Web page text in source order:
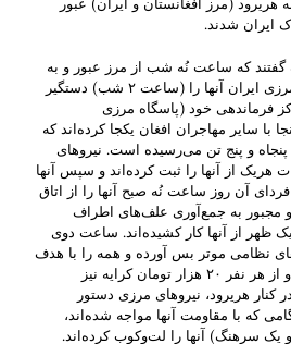
هریرود (مرز افغانستان و ایران) عبور
ایران شدند.
که ساعت نُه شب از مرز عبور ‌و به
تاریخ ۱۲/۲/۱۳۹۹ نیروهای مرزی ایران آنها را (ساعت ۲ شب) دستگیر‌
فرماندهی خود (پاسگاه مرزی
با سایر مهاجران افغان یکجا کرده‌اند که
پنجاه و پنج تن می‌رسیده است. نیرو‌های
از آنها را ثبت کرده‌اند‌ و سپس آنها
فردای آن روز ساعت نُه صبح آنها را از اتاق
مجبور به جمع‌آوری علف‌­های اطراف
ظهر از آنها کار کشیده‌اند. ساعت دوی
نظامی موتر بس آورده ‌و همه ‌را با هدف
رد مرز کردن سوار کرده‌اند و از هر نفر ۲۰ هزار تومان کرایه نیز
کنار ‌هریرود‌، نیروهای مرزی دستور
که با مقاومت آنها مواجه ‌شده‌اند،
یک سرهنگ) آنها را لت‌و‌کوب کرده‌اند‌.